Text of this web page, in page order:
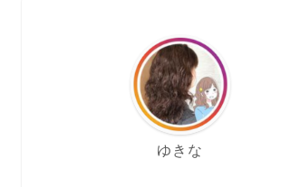
ゆきな